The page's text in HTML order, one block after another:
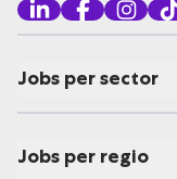
Jobs per sector
Jobs per regio